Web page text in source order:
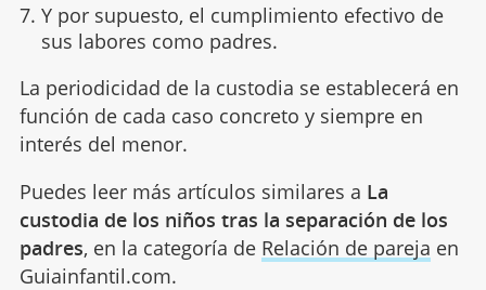
Y por supuesto, el cumplimiento efectivo de
sus labores como padres.
La periodicidad de la custodia se establecerá en
función de cada caso concreto y siempre en
interés del menor.
Puedes leer más artículos similares a La
custodia de los niños tras la separación de los
padres, en la categoría de Relación de pareja en
Guiainfantil.com.